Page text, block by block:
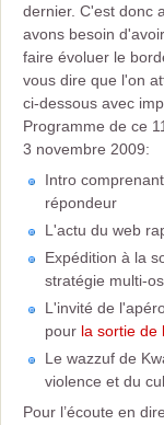
dernier. C'est donc
avons besoin
faire évoluer le
vous dire que l'on
ci-dessous avec
Programme de ce
3 novembre 2009:
Intro
répondeur
L'actu du web
Expédition à la
stratégie multi-
L'invité de
pour la sortie de
Le wazzuf de
violence et du cul
Pour l’écoute en